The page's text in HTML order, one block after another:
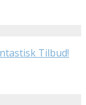
Tilbud!